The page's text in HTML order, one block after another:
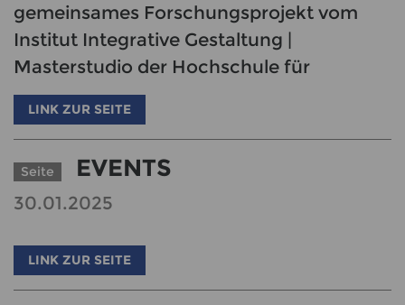
gemeinsames Forschungsprojekt vom
Institut Integrative Gestaltung |
Masterstudio der Hochschule für
LINK ZUR SEITE
Seite EVENTS
30.01.2025
LINK ZUR SEITE